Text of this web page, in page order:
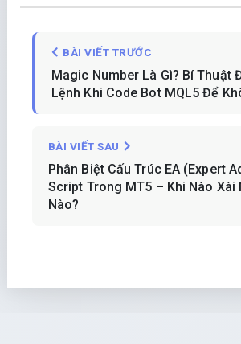
BÀI VIẾT TRƯỚC
Magic Number Là Gì? Bí Thuật
Lệnh Khi Code Bot MQL5 Để
BÀI VIẾT SAU
Phân Biệt Cấu Trúc EA (Expert
Script Trong MT5 – Khi Nào Xài
Nào?